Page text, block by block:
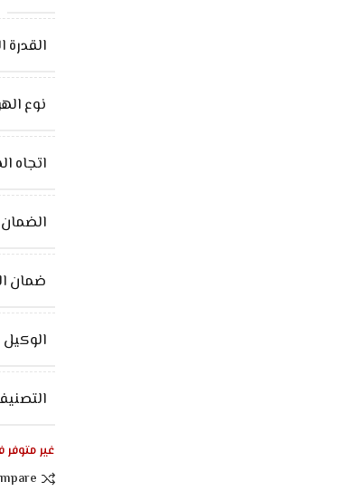
القدرة
نوع
اتجاه
ضمان
الوكيل
غير